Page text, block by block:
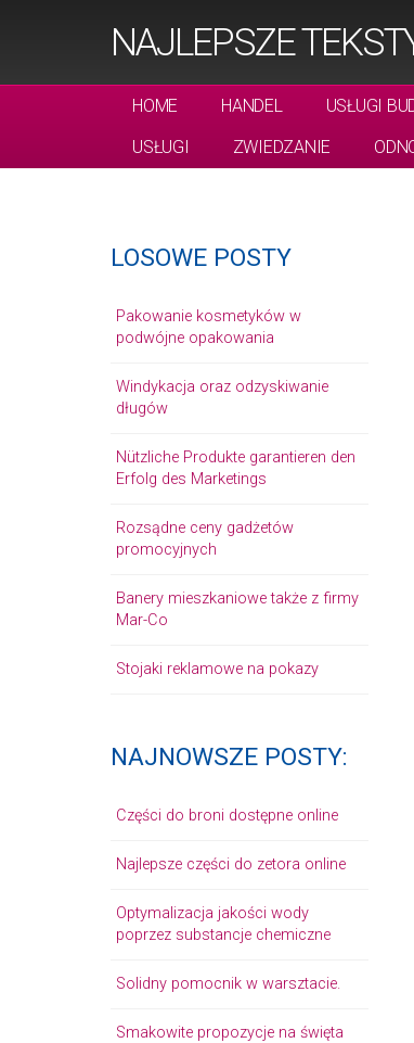
NAJLEPSZE
HOME HANDEL USŁUGI
USŁUGI
ZWIEDZANIE
LOSOWE POSTY
Pakowanie kosmetyków w
podwójne opakowania
Windykacja oraz odzyskiwanie
długów
Nützliche Produkte garantieren den
Erfolg des Marketings
Rozsądne ceny gadżetów
promocyjnych
Banery mieszkaniowe także z firmy
Mar-Co
Stojaki reklamowe na pokazy
NAJNOWSZE POSTY:
Części do broni dostępne online
Najlepsze części do zetora online
Optymalizacja jakości wody
poprzez substancje chemiczne
Solidny pomocnik w warsztacie.
Smakowite propozycje na święta